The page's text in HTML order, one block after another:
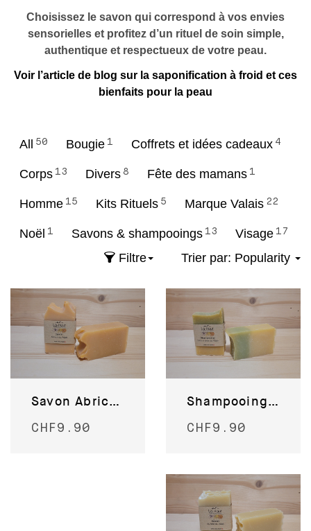
Choisissez le savon qui correspond à vos envies
sensorielles et profitez d’un rituel de soin simple,
authentique et respectueux de votre peau.
Voir l’article de blog sur la saponification à froid et ces
bienfaits pour la peau
All 50 Bougie 1 Coffrets et idées cadeaux 4
Corps 13 Divers 8 Fête des mamans 1
Homme 15 Kits Rituels 5 Marque Valais 22
Noël 1 Savons & shampooings 13 Visage 17
Filtre Trier par: Popularity
Savon Abricot du Valais
CHF 9.90
Shampooing ortie et bière du Valais
CHF 9.90